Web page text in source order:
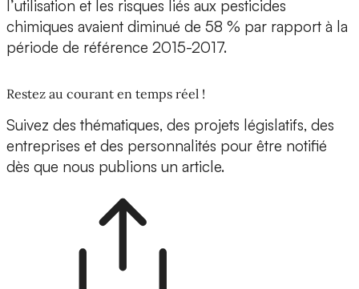
l’utilisation et les risques liés aux pesticides
chimiques avaient diminué de 58 % par rapport à la
période de référence 2015-2017.
Restez au courant en temps réel !
Suivez des thématiques, des projets législatifs, des
entreprises et des personnalités pour être notifié
dès que nous publions un article.